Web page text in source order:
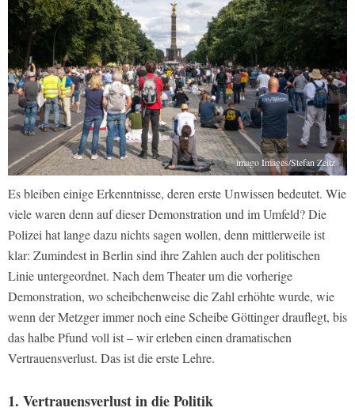
imago Images/Stefan Zeitz
Es bleiben einige Erkenntnisse, deren erste Unwissen bedeutet. Wie
viele waren denn auf dieser Demonstration und im Umfeld? Die
Polizei hat lange dazu nichts sagen wollen, denn mittlerweile ist
klar: Zumindest in Berlin sind ihre Zahlen auch der politischen
Linie untergeordnet. Nach dem Theater um die vorherige
Demonstration, wo scheibchenweise die Zahl erhöhte wurde, wie
wenn der Metzger immer noch eine Scheibe Göttinger drauflegt, bis
das halbe Pfund voll ist – wir erleben einen dramatischen
Vertrauensverlust. Das ist die erste Lehre.
1. Vertrauensverlust in die Politik